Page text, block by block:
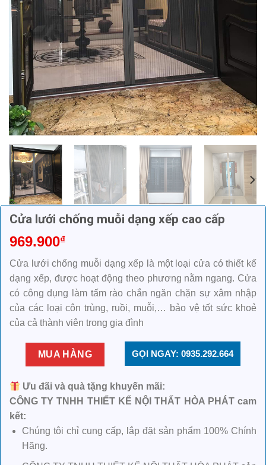
Cửa lưới chống muỗi dạng xếp cao cấp
969.900₫
Cửa lưới chống muỗi dạng xếp là một loại cửa có thiết kế
dạng xếp, được hoạt động theo phương nằm ngang. Cửa
có công dụng làm tấm rào chắn ngăn chặn sự xâm nhập
của các loại côn trùng, ruồi, muỗi,… bảo vệ tốt sức khoẻ
của cả thành viên trong gia đình
MUA HÀNG GỌI NGAY: 0935.292.664
Ưu đãi và quà tặng khuyến mãi:
CÔNG TY TNHH THIẾT KẾ NỘI THẤT HÒA PHÁT cam
kết:
Chúng tôi chỉ cung cấp, lắp đặt sản phẩm 100% Chính
Hãng.